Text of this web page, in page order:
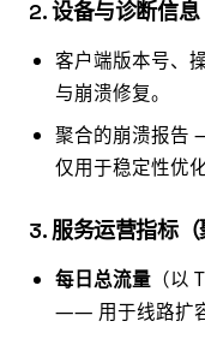
2. 设备与诊断信息
客户端版本号、
与崩溃修复。
聚合的崩溃报告
仅用于稳定性优化
3. 服务运营指标（
每日总流量 （以
—— 用于线路扩